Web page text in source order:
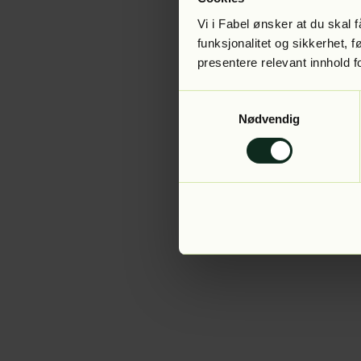
Vi i Fabel ønsker at du skal
funksjonalitet og sikkerhet,
presentere relevant innhold
Nødvendig
Application